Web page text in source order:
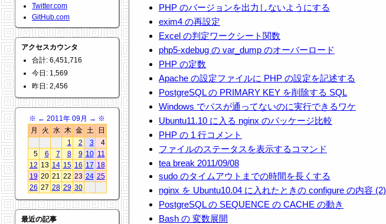
Twitter.com
GitHub.com
アクセスカウンタ
合計: 6,451,716
今日: 1,569
昨日: 2,456
※ ← 2011年 09月 → ※
月
火 水 木 金 土
日
1
2 3
4
5
6 7 8 9 10 11
12 13 14 15 16 17 18
19 20 21 22 23 24 25
26 27 28 29 30
最近の記事
PHP のバージョンを出力しないようにする
exim4 の再設定
Excel の判定ワークシート関数
php5-xdebug の var_dump のオーバーロード
PHP の定数
Apache の設定ファイルに PHP の設定を記述する
PostgreSQL の PRIMARY KEY を削除する SQL
Windows でパスが通ってないのに実行できるワケ
Ubuntu11.10 に入る nginx のパッケージ比較
PHP の 1 行コメント
ファイルのステータスを表示するコマンド
tea break 2011/09/08
sudo のタイムアウトまでの時間を長くする
nginx を Ubuntu10.04 に入れたときの configure の内容 (2)
PostgreSQL の SEQUENCE の CACHE の動き
Bash の 変数展開